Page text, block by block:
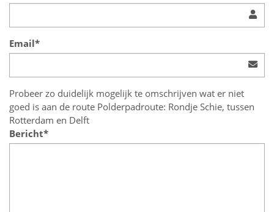
Email*
Probeer zo duidelijk mogelijk te omschrijven wat er niet
goed is aan de route Polderpadroute: Rondje Schie, tussen
Rotterdam en Delft
Bericht*